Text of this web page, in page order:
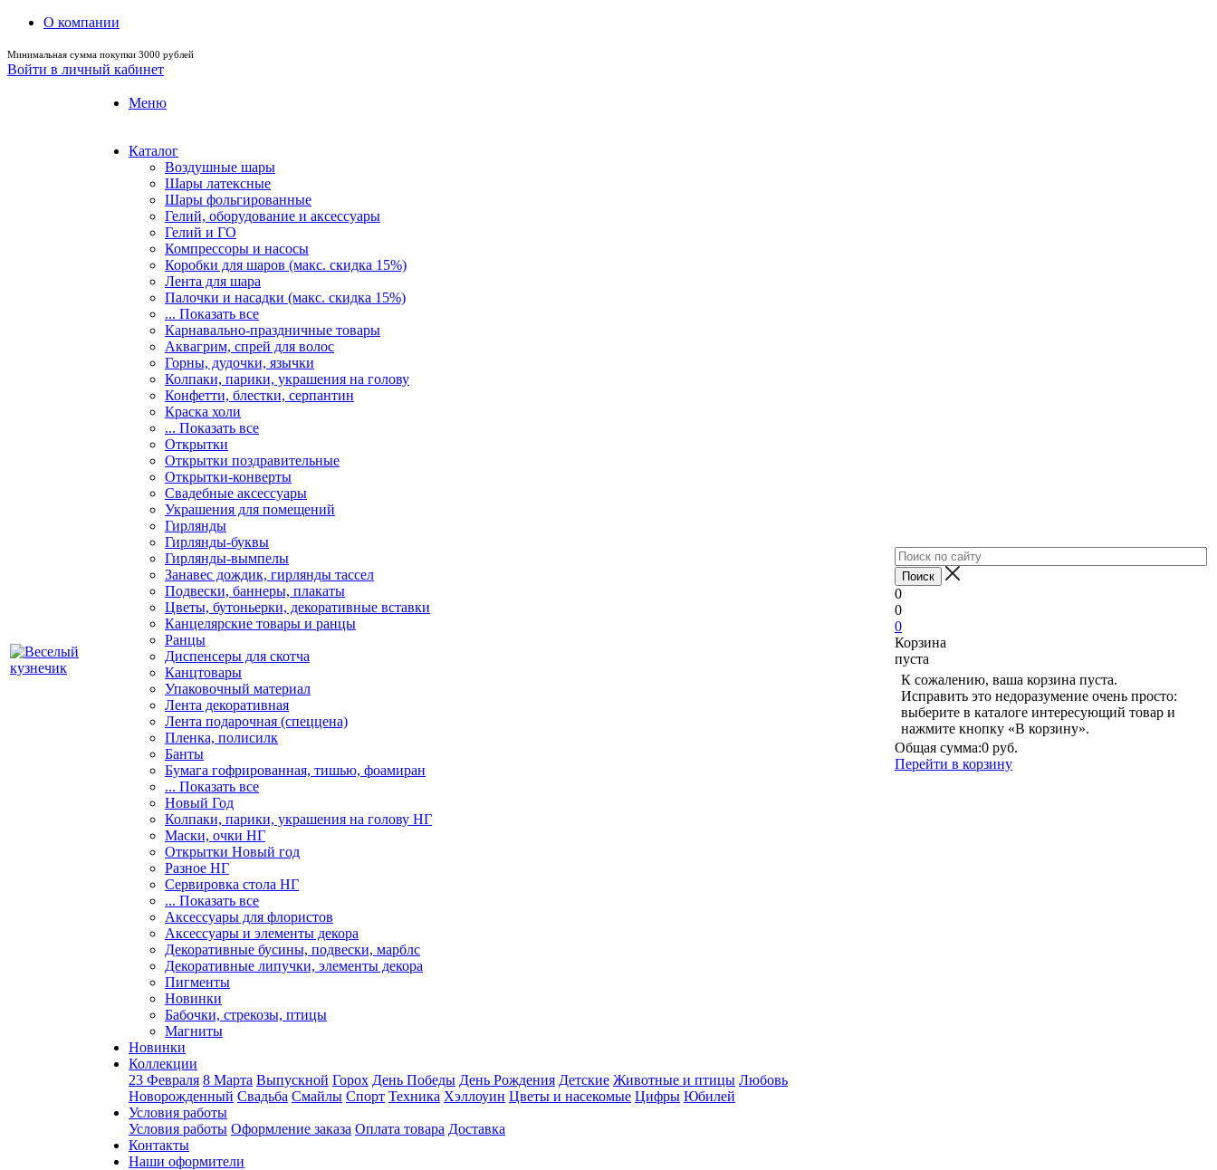
О компании
Минимальная сумма покупки 3000 рублей
Войти в личный кабинет
Меню
Каталог
Воздушные шары
Шары латексные
Шары фольгированные
Гелий, оборудование и аксессуары
Гелий и ГО
Компрессоры и насосы
Коробки для шаров (макс. скидка 15%)
Лента для шара
Палочки и насадки (макс. скидка 15%)
... Показать все
Карнавально-праздничные товары
Аквагрим, спрей для волос
Горны, дудочки, язычки
Колпаки, парики, украшения на голову
Конфетти, блестки, серпантин
Краска холи
... Показать все
Открытки
Открытки поздравительные
Открытки-конверты
Свадебные аксессуары
Украшения для помещений
Гирлянды
Гирлянды-буквы
Гирлянды-вымпелы
Занавес дождик, гирлянды тассел
Подвески, баннеры, плакаты
Цветы, бутоньерки, декоративные вставки
Канцелярские товары и ранцы
Ранцы
Диспенсеры для скотча
Канцтовары
Упаковочный материал
Лента декоративная
Лента подарочная (спеццена)
Пленка, полисилк
Банты
Бумага гофрированная, тишью, фоамиран
... Показать все
Новый Год
Колпаки, парики, украшения на голову НГ
Маски, очки НГ
Открытки Новый год
Разное НГ
Сервировка стола НГ
... Показать все
Аксессуары для флористов
Аксессуары и элементы декора
Декоративные бусины, подвески, марблс
Декоративные липучки, элементы декора
Пигменты
Новинки
Бабочки, стрекозы, птицы
Магниты
Новинки
Коллекции
23 Февраля 8 Марта Выпускной Горох День Победы День Рождения Детские Животные и птицы Любовь
Новорожденный Свадьба Смайлы Спорт Техника Хэллоуин Цветы и насекомые Цифры Юбилей
Условия работы
Условия работы Оформление заказа Оплата товара Доставка
Контакты
Наши оформители
0
0
0
Корзина
пуста
К сожалению, ваша корзина пуста.
Исправить это недоразумение очень просто:
выберите в каталоге интересующий товар и
нажмите кнопку «В корзину».
Общая сумма:0 руб.
Перейти в корзину